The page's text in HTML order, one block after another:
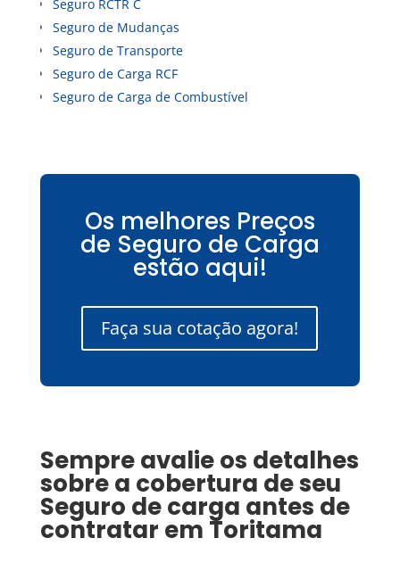
Seguro RCTR C
Seguro de Mudanças
Seguro de Transporte
Seguro de Carga RCF
Seguro de Carga de Combustível
Os melhores Preços
de Seguro de Carga
estão aqui!
Faça sua cotação agora!
Sempre avalie os detalhes
sobre a cobertura de seu
Seguro de carga antes de
contratar em Toritama